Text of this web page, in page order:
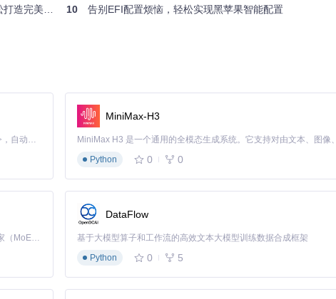
：支持多种硬件组合，自动适配不同的硬件环境。
硬件连接正常，避免因接触不良导致信息采集不完整。
：仔细查看报告中的警告信息，及时更换不兼容的硬件或调整配置。
完美EFI 10 告别EFI配置烦恼，轻松实现黑苹果智能配置
Claude Code 的开源替代方案。连接任意大模型，编辑代码，运行命令，自动验证 — 全自动执行。用 Rust 构建，极致性能。 ｜ An open-source alternative to Claude Code. Connect any LLM, edit code, run commands, and verify changes — autonomously. Built in Rust for speed. Get Started
MiniMax-H3
Python
0 0
Kimi K3 是Kimi能力最强的模型：这是一个拥有 2.8 万亿参数的混合专家（MoE）模型，具备原生视觉理解能力，并支持 100 万 token 的上下文窗口。
DataFlow
基于大模型算子和工作流的高效文本大模型训练数据合成框架
Python
0 5